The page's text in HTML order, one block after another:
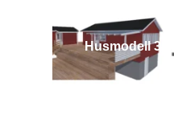
Husmodell